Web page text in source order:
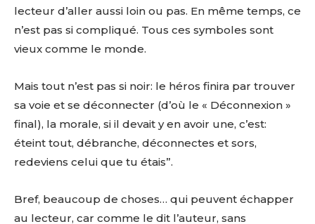
* Champ obligatoire
lecteur d’aller aussi loin ou pas. En même temps, ce
n’est pas si compliqué. Tous ces symboles sont
vieux comme le monde.
Mais tout n’est pas si noir: le héros finira par trouver
sa voie et se déconnecter (d’où le « Déconnexion »
final), la morale, si il devait y en avoir une, c’est:
éteint tout, débranche, déconnectes et sors,
redeviens celui que tu étais”.
Bref, beaucoup de choses… qui peuvent échapper
au lecteur, car comme le dit l’auteur, sans